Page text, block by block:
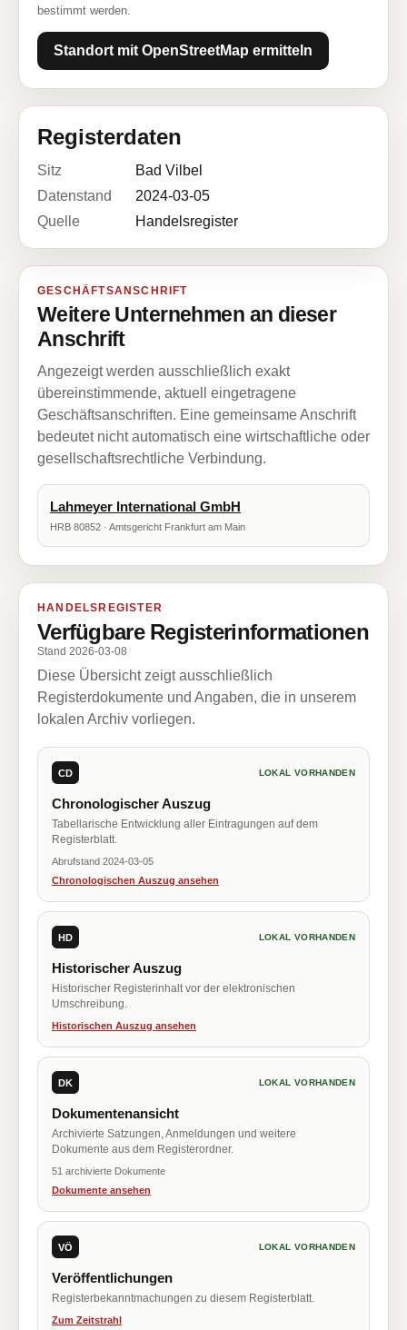
bestimmt werden.
Standort mit OpenStreetMap ermitteln
Registerdaten
Sitz
Bad Vilbel
Datenstand
2024-03-05
Quelle
Handelsregister
GESCHÄFTSANSCHRIFT
Weitere Unternehmen an dieser
Anschrift
Angezeigt werden ausschließlich exakt
übereinstimmende, aktuell eingetragene
Geschäftsanschriften. Eine gemeinsame Anschrift
bedeutet nicht automatisch eine wirtschaftliche oder
gesellschaftsrechtliche Verbindung.
Lahmeyer International GmbH
HRB 80852 · Amtsgericht Frankfurt am Main
HANDELSREGISTER
Verfügbare Registerinformationen
Stand 2026-03-08
Diese Übersicht zeigt ausschließlich
Registerdokumente und Angaben, die in unserem
lokalen Archiv vorliegen.
CD LOKAL VORHANDEN
Chronologischer Auszug
Tabellarische Entwicklung aller Eintragungen auf dem
Registerblatt.
Abrufstand 2024-03-05
Chronologischen Auszug ansehen
HD LOKAL VORHANDEN
Historischer Auszug
Historischer Registerinhalt vor der elektronischen
Umschreibung.
Historischen Auszug ansehen
DK LOKAL VORHANDEN
Dokumentenansicht
Archivierte Satzungen, Anmeldungen und weitere
Dokumente aus dem Registerordner.
51 archivierte Dokumente
Dokumente ansehen
VÖ LOKAL VORHANDEN
Veröffentlichungen
Registerbekanntmachungen zu diesem Registerblatt.
Zum Zeitstrahl